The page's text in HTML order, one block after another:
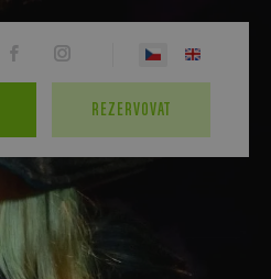
REZERVOVAT